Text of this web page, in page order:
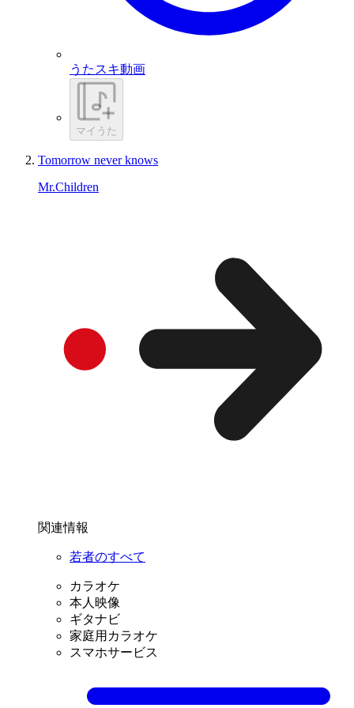
うたスキ動画
マイうた
Tomorrow never knows
Mr.Children
関連情報
若者のすべて
カラオケ
本人映像
ギタナビ
家庭用カラオケ
スマホサービス